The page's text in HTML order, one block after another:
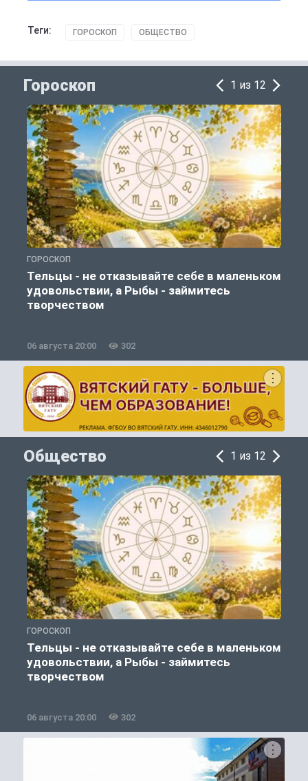
Теги: ГОРОСКОП ОБЩЕСТВО
Гороскоп 1 из 12
ГОРОСКОП
Тельцы - не отказывайте себе в маленьком
удовольствии, а Рыбы - займитесь
творчеством
06 августа 20:00 302
Общество 1 из 12
ГОРОСКОП
Тельцы - не отказывайте себе в маленьком
удовольствии, а Рыбы - займитесь
творчеством
06 августа 20:00 302